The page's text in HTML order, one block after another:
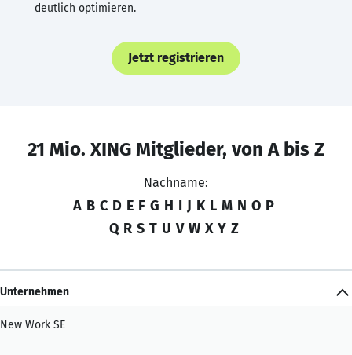
deutlich optimieren.
Jetzt registrieren
21 Mio. XING Mitglieder, von A bis Z
Nachname:
A B C D E F G H I J K L M N O P
Q R S T U V W X Y Z
Unternehmen
New Work SE